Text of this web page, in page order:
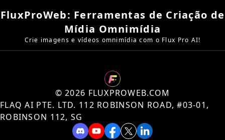
FluxProWeb: Ferramentas de Criação de
Mídia Omnimídia
Crie imagens e vídeos omnimídia com o Flux Pro AI!
©️ 2026 FLUXPROWEB.COM
FLAQ AI PTE. LTD. 112 ROBINSON ROAD, #03-01,
ROBINSON 112, SG